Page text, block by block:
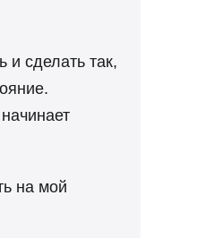
сделать так,
на мой